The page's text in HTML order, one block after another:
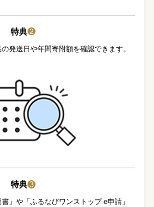
特典❷
発送日や年間寄附額を確認できます。
特典❸
」や「ふるなびワンストップ e申請」